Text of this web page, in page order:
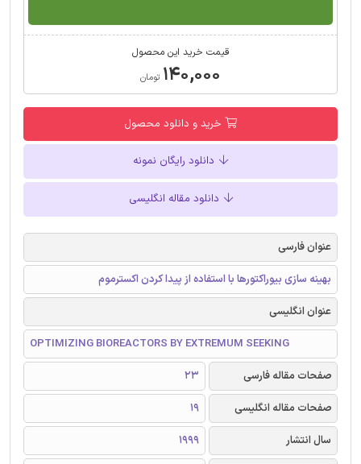
قیمت خرید این محصول
۱۴۰,۰۰۰ تومان
خرید و دانلود محصول
دانلود رایگان نمونه
دانلود مقاله انگلیسی
عنوان فارسی
بهینه سازی بیوراکتورها با استفاده از پیدا کردن اکسترموم
عنوان انگلیسی
OPTIMIZING BIOREACTORS BY EXTREMUM SEEKING
صفحات مقاله فارسی
23
صفحات مقاله انگلیسی
19
سال انتشار
1999